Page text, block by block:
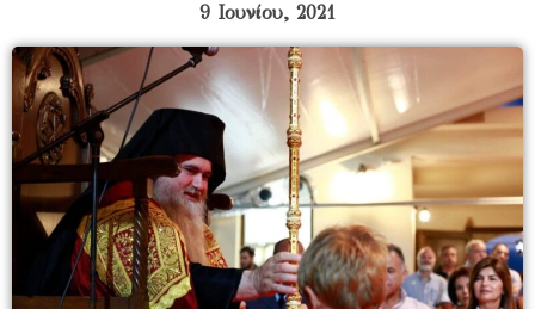
9 Ιουνίου, 2021